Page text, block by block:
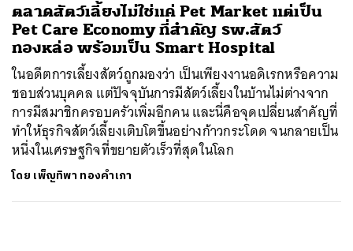
ตลาดสัตว์เลี้ยงไม่ใช่แค่ Pet Market แต่เป็น
Pet Care Economy ที่สำคัญ รพ.สัตว์
ทองหล่อ พร้อมเป็น Smart Hospital
ในอดีตการเลี้ยงสัตว์ถูกมองว่า เป็นเพียงงานอดิเรกหรือความ
ชอบส่วนบุคคล แต่ปัจจุบันการมีสัตว์เลี้ยงในบ้านไม่ต่างจาก
การมีสมาชิกครอบครัวเพิ่มอีกคน และนี่คือจุดเปลี่ยนสำคัญที่
ทำให้ธุรกิจสัตว์เลี้ยงเติบโตขึ้นอย่างก้าวกระโดด จนกลายเป็น
หนึ่งในเศรษฐกิจที่ขยายตัวเร็วที่สุดในโลก
โดย เพ็ญทิพา ทองคำเภา